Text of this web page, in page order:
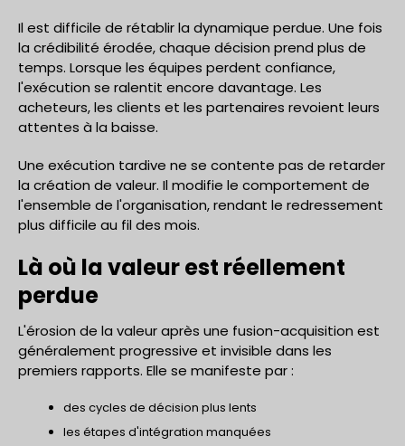
Il est difficile de rétablir la dynamique perdue. Une fois
la crédibilité érodée, chaque décision prend plus de
temps. Lorsque les équipes perdent confiance,
l'exécution se ralentit encore davantage. Les
acheteurs, les clients et les partenaires revoient leurs
attentes à la baisse.
Une exécution tardive ne se contente pas de retarder
la création de valeur. Il modifie le comportement de
l'ensemble de l'organisation, rendant le redressement
plus difficile au fil des mois.
Là où la valeur est réellement
perdue
L'érosion de la valeur après une fusion-acquisition est
généralement progressive et invisible dans les
premiers rapports. Elle se manifeste par :
des cycles de décision plus lents
les étapes d'intégration manquées